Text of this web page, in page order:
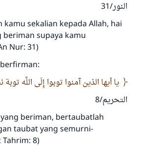
النور/31
kamu sekalian kepada Allah, hai
supaya kamu
Nur: 31)
berfirman:
يا أيها الذين آمنوا توبوا إِلَى اللَّه
التحريم/8
beriman, bertaubatlah
taubat yang semurni-
Tahrim: 8)